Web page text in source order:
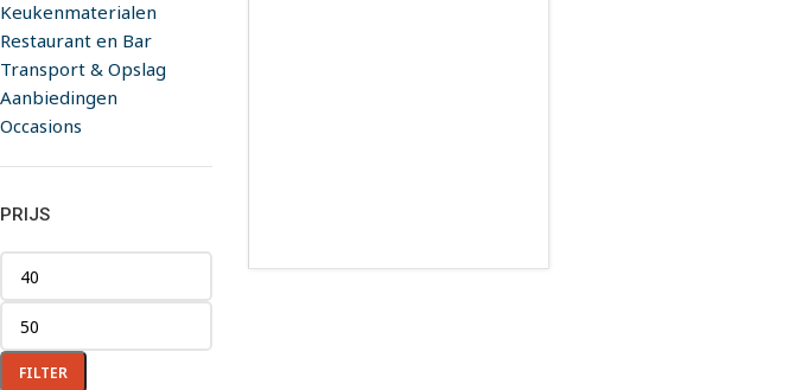
Keukenmaterialen
Restaurant en Bar
Transport & Opslag
Aanbiedingen
Occasions
PRIJS
FILTER